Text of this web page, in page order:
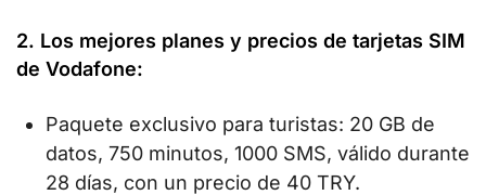
2. Los mejores planes y precios de tarjetas SIM
de Vodafone:
Paquete exclusivo para turistas: 20 GB de
datos, 750 minutos, 1000 SMS, válido durante
28 días, con un precio de 40 TRY.